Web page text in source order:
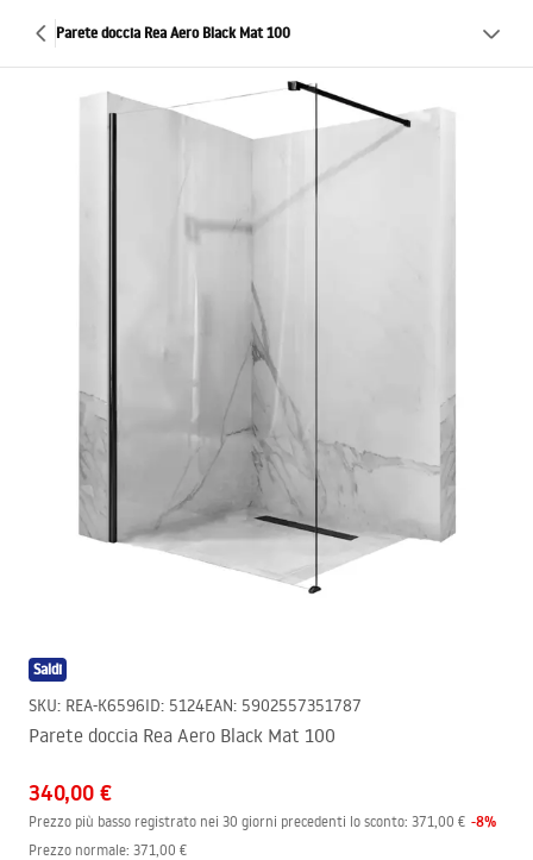
Parete doccia Rea Aero Black Mat 100
Saldi
SKU: REA-K6596ID: 5124EAN: 5902557351787
Parete doccia Rea Aero Black Mat 100
340,00 €
Prezzo più basso registrato nei 30 giorni precedenti lo sconto: 371,00 € -8%
Prezzo normale: 371,00 €